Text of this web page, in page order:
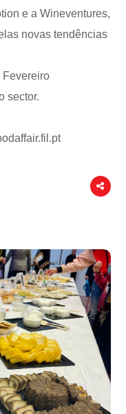
e a Wineventures,
novas tendências
Fevereiro
sector.